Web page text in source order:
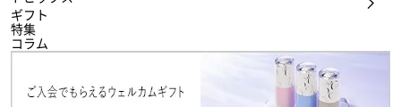
ギフト
特集
コラム